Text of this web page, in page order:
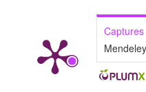
Captures